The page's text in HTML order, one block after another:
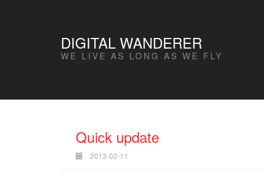
DIGITAL WANDERER
WE LIVE AS LONG AS WE FLY
Quick update
2013-02-11